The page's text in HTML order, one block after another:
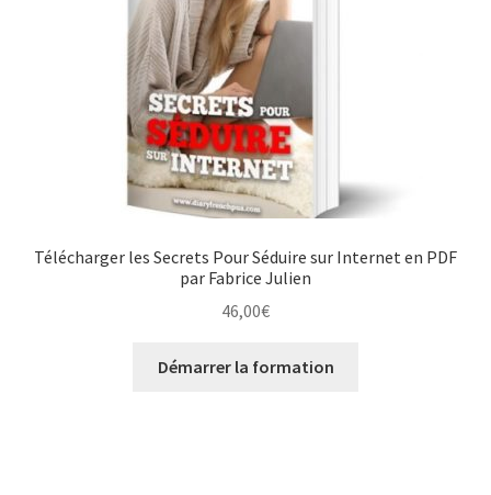
Télécharger les Secrets Pour Séduire sur Internet en PDF
par Fabrice Julien
46,00€
Démarrer la formation